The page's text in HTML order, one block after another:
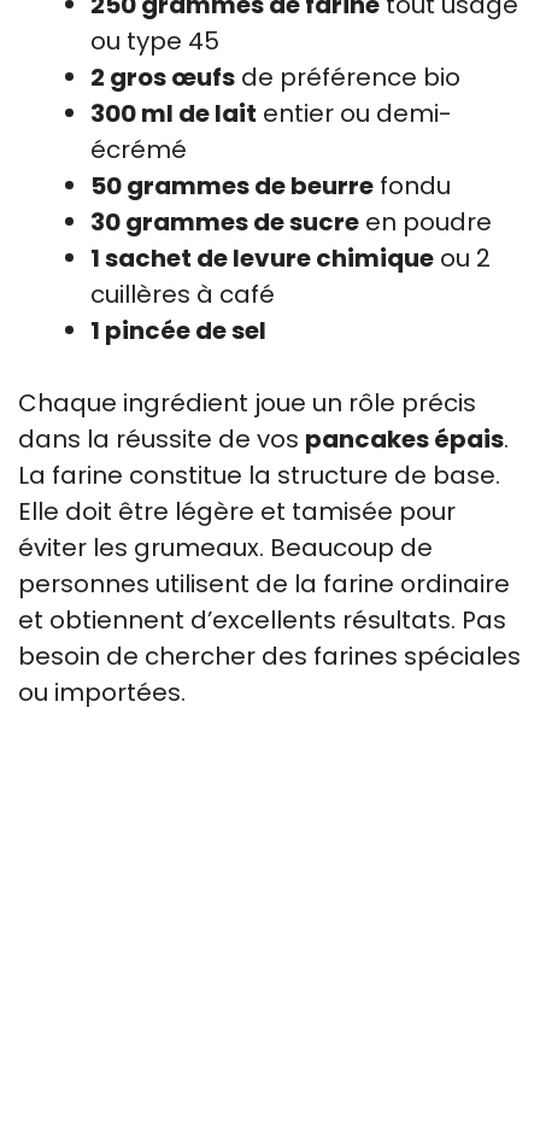
ou type 45
2 gros œufs de préférence bio
300 ml de lait entier ou demi-
écrémé
50 grammes de beurre fondu
30 grammes de sucre en poudre
1 sachet de levure chimique ou 2
cuillères à café
1 pincée de sel
Chaque ingrédient joue un rôle précis
dans la réussite de vos pancakes épais.
La farine constitue la structure de base.
Elle doit être légère et tamisée pour
éviter les grumeaux. Beaucoup de
personnes utilisent de la farine ordinaire
et obtiennent d’excellents résultats. Pas
besoin de chercher des farines spéciales
ou importées.